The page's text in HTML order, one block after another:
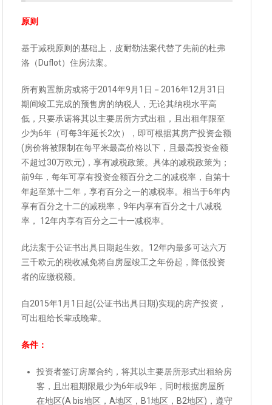
原则
基于减税原则的基础上，皮耐勒法案代替了先前的杜弗
洛（Duflot）住房法案。
所有购置新房或将于2014年9月1日－2016年12月31日
期间竣工完成的预售房的纳税人，无论其纳税水平高
低，只要承诺将其以主要居所方式出租，且出租年限至
少为6年（可每3年延长2次），即可根据其房产投资金额
(房价将被限制在每平米最高价格以下，且最高投资金额
不超过30万欧元)，享有减税政策。具体的减税政策为；
前9年，每年可享有投资金额百分之二的减税率，自第十
年起至第十二年，享有百分之一的减税率。相当于6年内
享有百分之十二的减税率，9年内享有百分之十八减税
率， 12年内享有百分之二十一减税率。
此法案于公证书出具日期起生效。12年内最多可达六万
三千欧元的税收减免将自房屋竣工之年份起，降低投资
者的应缴税额。
自2015年1月1日起(公证书出具日期)实现的房产投资，
可出租给长辈或晚辈。
条件：
投资者签订房屋合约，将其以主要居所形式出租给房
客，且出租期限最少为6年或9年，同时根据房屋所
在地区(A bis地区，A地区，B1地区，B2地区)，遵守